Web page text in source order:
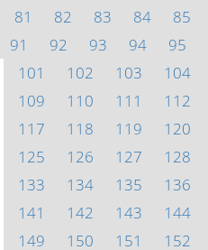
81
82 83 84 85
91
92 93 94 95
101
102 103 104
109
110 111 112
117
118 119 120
125
126 127 128
133
134 135 136
141
142 143 144
149
150 151 152